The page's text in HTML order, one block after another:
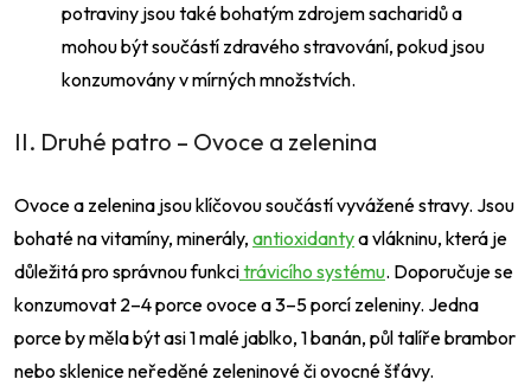
potraviny jsou také bohatým zdrojem sacharidů a
mohou být součástí zdravého stravování, pokud jsou
konzumovány v mírných množstvích.
II. Druhé patro – Ovoce a zelenina
Ovoce a zelenina jsou klíčovou součástí vyvážené stravy. Jsou
bohaté na vitamíny, minerály, antioxidantya vlákninu, která je
důležitá pro správnou funkcitrávicího systému. Doporučuje se
konzumovat 2–4 porce ovoce a 3–5 porcí zeleniny. Jedna
porce by měla být asi 1 malé jablko, 1 banán, půl talíře brambor
nebo sklenice neředěné zeleninové či ovocné šťávy.